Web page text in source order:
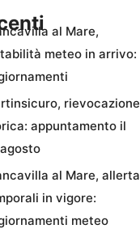
al Mare,
meteo in arrivo:
rievocazione
appuntamento il
al Mare, allerta
in vigore:
meteo